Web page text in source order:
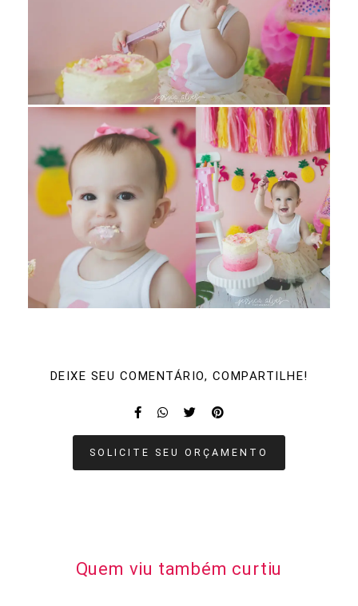
DEIXE SEU COMENTÁRIO, COMPARTILHE!
SOLICITE SEU ORÇAMENTO
Quem viu também curtiu